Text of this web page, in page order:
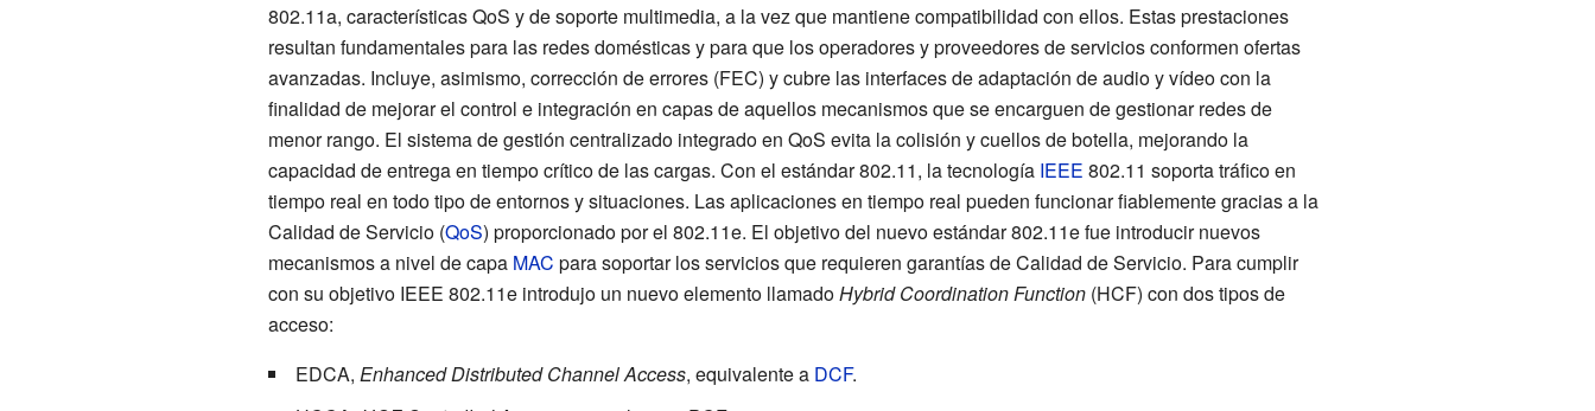
802.11a, características QoS y de soporte multimedia, a la vez que mantiene compatibilidad con ellos. Estas prestaciones
resultan fundamentales para las redes domésticas y para que los operadores y proveedores de servicios conformen ofertas
avanzadas. Incluye, asimismo, corrección de errores (FEC) y cubre las interfaces de adaptación de audio y vídeo con la
finalidad de mejorar el control e integración en capas de aquellos mecanismos que se encarguen de gestionar redes de
menor rango. El sistema de gestión centralizado integrado en QoS evita la colisión y cuellos de botella, mejorando la
capacidad de entrega en tiempo crítico de las cargas. Con el estándar 802.11, la tecnología IEEE 802.11 soporta tráfico en
tiempo real en todo tipo de entornos y situaciones. Las aplicaciones en tiempo real pueden funcionar fiablemente gracias a la
Calidad de Servicio (QoS) proporcionado por el 802.11e. El objetivo del nuevo estándar 802.11e fue introducir nuevos
mecanismos a nivel de capa MAC para soportar los servicios que requieren garantías de Calidad de Servicio. Para cumplir
con su objetivo IEEE 802.11e introdujo un nuevo elemento llamadoHybrid Coordination Function(HCF) con dos tipos de
acceso:
EDCA, Enhanced Distributed Channel Access, equivalente a DCF.